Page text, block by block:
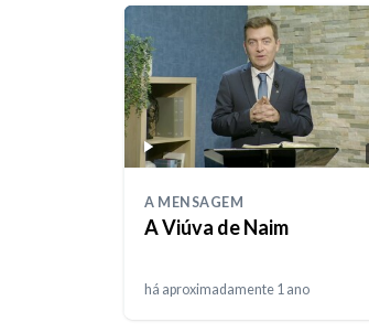
A MENSAGEM
A Viúva de Naim
há aproximadamente 1 ano